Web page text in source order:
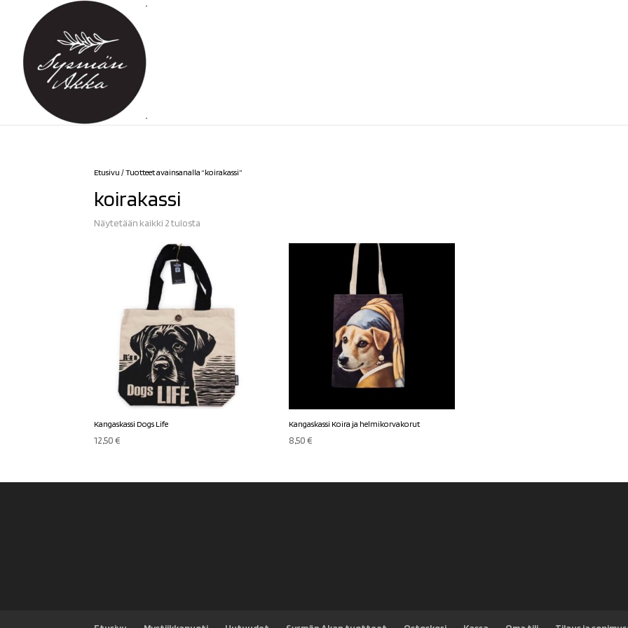
Etusivu / Tuotteet avainsanalla “koirakassi”
koirakassi
Näytetään kaikki 2 tulosta
Kangaskassi Dogs Life
12,50€
Kangaskassi Koira ja helmikorvakorut
8,50€